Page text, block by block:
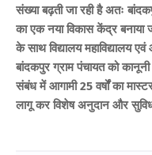
संख्या बढ़ती जा रही है अतः
का एक नया विकास केंद्र बनाया
के साथ विद्यालय महाविद्यालय
बांदकपुर ग्राम पंचायत को
संबंध में आगामी 25 वर्षों का
लागू कर विशेष अनुदान और